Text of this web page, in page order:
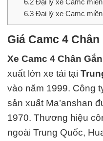
6.2Đại lý xe Camc miền
6.3Đại lý xe Camc miền
Giá Camc 4
Xe Camc 4 Chân
xuất lớn xe tải tại
vào năm 1999. Công
sản xuất Ma’anshan
1970. Thương hiệu
ngoài Trung Quốc,